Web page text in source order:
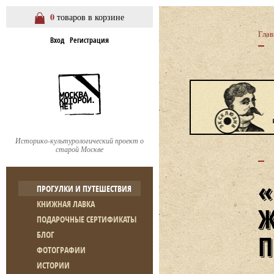
0 товаров в корзине
Вход Регистрация
Историко-культурологический проект о
старой Москве
ПРОГУЛКИ И ПУТЕШЕСТВИЯ
КНИЖНАЯ ЛАВКА
ПОДАРОЧНЫЕ СЕРТИФИКАТЫ
БЛОГ
ФОТОГРАФИИ
ИСТОРИИ